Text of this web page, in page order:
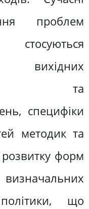
проблем
та
специфіки
методик та
розвитку форм
що